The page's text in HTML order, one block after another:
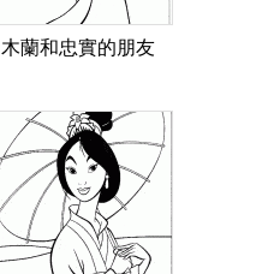
木蘭和忠實的朋友